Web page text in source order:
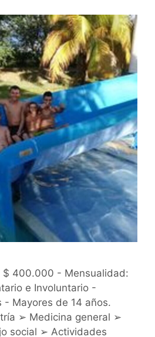
$ 400.000 - Mensualidad:
e Involuntario -
- Mayores de 14 años.
➢ Medicina general ➢
social ➢ Actividades